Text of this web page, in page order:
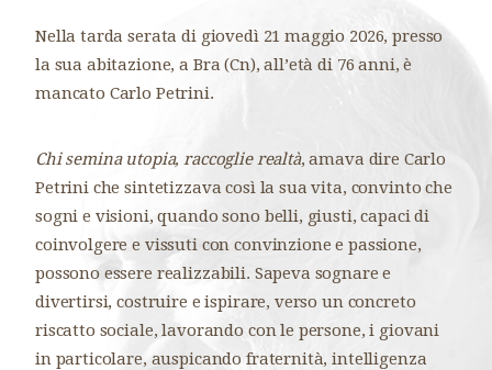
Nella tarda serata di giovedì 21 maggio 2026, presso
la sua abitazione, a Bra (Cn), all’età di 76 anni, è
mancato Carlo Petrini.
Chi semina utopia, raccoglie realtà, amava dire Carlo
Petrini che sintetizzava così la sua vita, convinto che
sogni e visioni, quando sono belli, giusti, capaci di
coinvolgere e vissuti con convinzione e passione,
possono essere realizzabili. Sapeva sognare e
divertirsi, costruire e ispirare, verso un concreto
riscatto sociale, lavorando con le persone, i giovani
in particolare, auspicando fraternità, intelligenza